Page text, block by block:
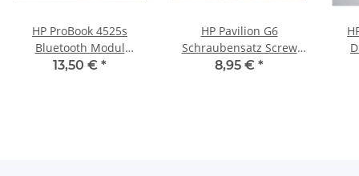
HP ProBook 4525s
Bluetooth Modul
25.91008.071 #2618
13,50 € *
HP Pavilion G6
Schraubensatz Screw
Set #2081
8,95 € *